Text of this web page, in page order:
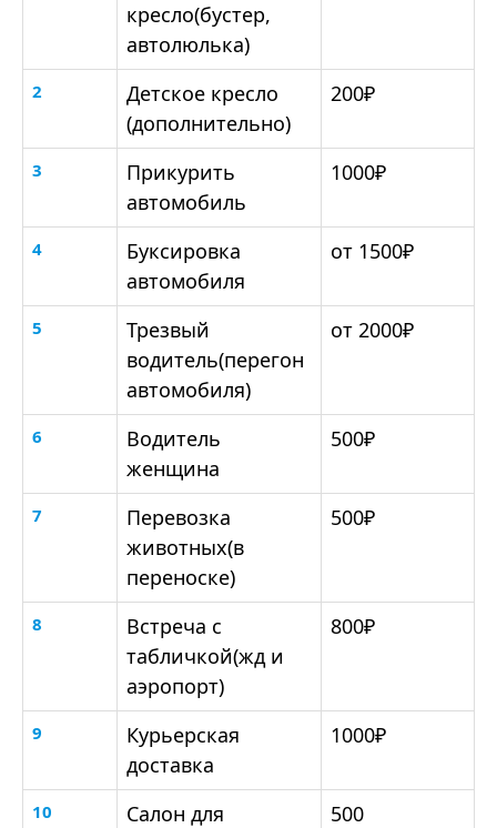
кресло(бустер,
автолюлька)
2
Детское кресло
(дополнительно)
200₽
3
Прикурить
автомобиль
1000₽
4
Буксировка
автомобиля
от 1500₽
5
Трезвый
водитель(перегон
автомобиля)
от 2000₽
6
Водитель
женщина
500₽
7
Перевозка
животных(в
переноске)
500₽
8
Встреча с
табличкой(жд и
аэропорт)
800₽
9
Курьерская
доставка
1000₽
10
Салон для
500